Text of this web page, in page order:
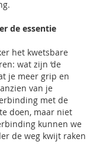
de essentie
het kwetsbare
wat zijn ‘de
je meer grip en
van je
met de
doen, maar niet
kunnen we
de weg kwijt raken